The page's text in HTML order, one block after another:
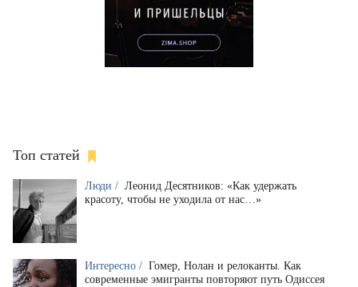
Топ статей
Люди / Леонид Десятников: «Как удержать
красоту, чтобы не уходила от нас…»
Интересно / Гомер, Нолан и релоканты. Как
современные эмигранты повторяют путь Одиссея